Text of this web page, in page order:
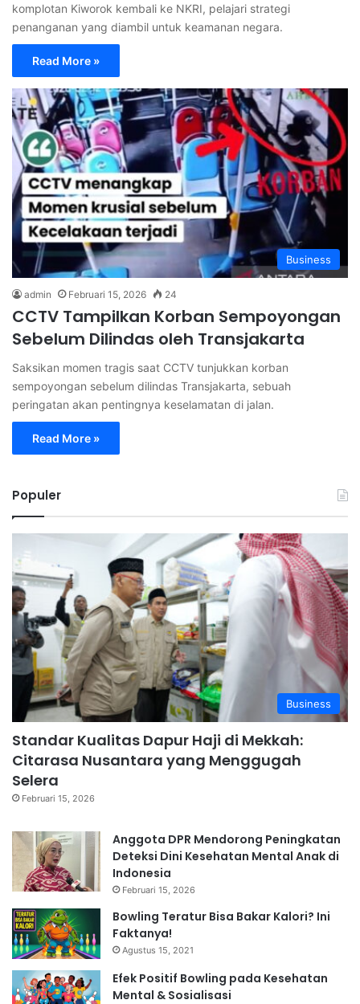
komplotan Kiworok kembali ke NKRI, pelajari strategi
penanganan yang diambil untuk keamanan negara.
Read More »
Business
admin Februari 15, 2026 24
CCTV Tampilkan Korban Sempoyongan
Sebelum Dilindas oleh Transjakarta
Saksikan momen tragis saat CCTV tunjukkan korban
sempoyongan sebelum dilindas Transjakarta, sebuah
peringatan akan pentingnya keselamatan di jalan.
Read More »
Populer
Business
Standar Kualitas Dapur Haji di Mekkah:
Citarasa Nusantara yang Menggugah
Selera
Februari 15, 2026
Anggota DPR Mendorong Peningkatan
Deteksi Dini Kesehatan Mental Anak di
Indonesia
Februari 15, 2026
Bowling Teratur Bisa Bakar Kalori? Ini
Faktanya!
Agustus 15, 2021
Efek Positif Bowling pada Kesehatan
Mental & Sosialisasi